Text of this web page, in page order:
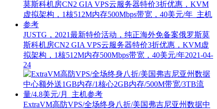
JUSTG，2021最新特价活动，纯正海外免备案俄罗斯莫
斯科机房CN2 GIA VPS云服务器特价3折优惠，KVM虚
拟架构，1核512M内存500Mbps带宽，40美元/年2021-04-
24
ExtraVM高防VPS/全场终身八折/美国弗吉尼亚州数据中